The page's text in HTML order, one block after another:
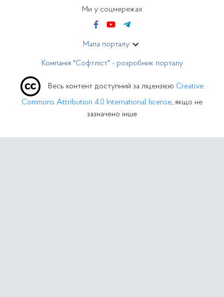
Ми у соцмережах
Мапа порталу
Компанія "Софтліст" - розробник порталу
Весь контент доступний за ліцензією Creative
Commons Attribution 4.0 International license, якщо не
зазначено інше